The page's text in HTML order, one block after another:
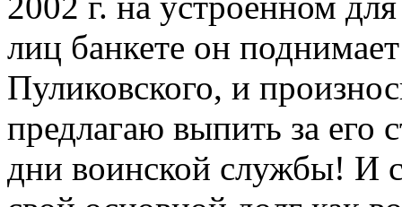
лиц банкете он
Пуликовского, и
предлагаю выпить за его
дни воинской службы! И